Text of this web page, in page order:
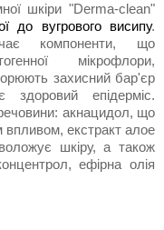
шкіри "Derma-clean"
до вугрового висипу.
компоненти, що
мікрофлори,
захисний бар'єр
здоровий епідерміс.
акнацидол, що
впливом, екстракт алое
шкіру, а також
ефірна олія